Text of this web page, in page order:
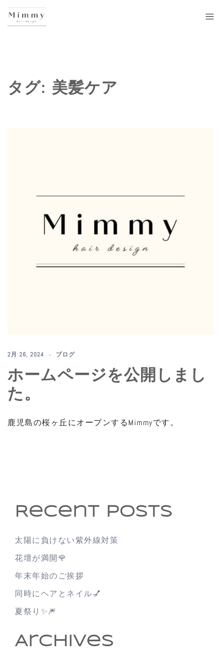
タグ: 美髪ケア
2月 26, 2024 ブログ
ホームページを公開しまし
た。
鹿児島の桜ヶ丘にオープンするMimmyです。
Recent Posts
太陽に負けない紫外線対策
花壇が満開🌹
年末年始のご挨拶
同時にヘアとネイル💅
夏祭り✨🎆
Archives